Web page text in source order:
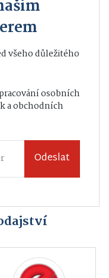
všeho důležitého
osobních
a obchodních
Odeslat